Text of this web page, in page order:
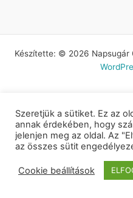
Készítette: © 2026 Napsugár
Szeretjük a sütiket. Ez az
annak érdekében, hogy
jelenjen meg az oldal. Az
az összes sütit
Cookie beállítások